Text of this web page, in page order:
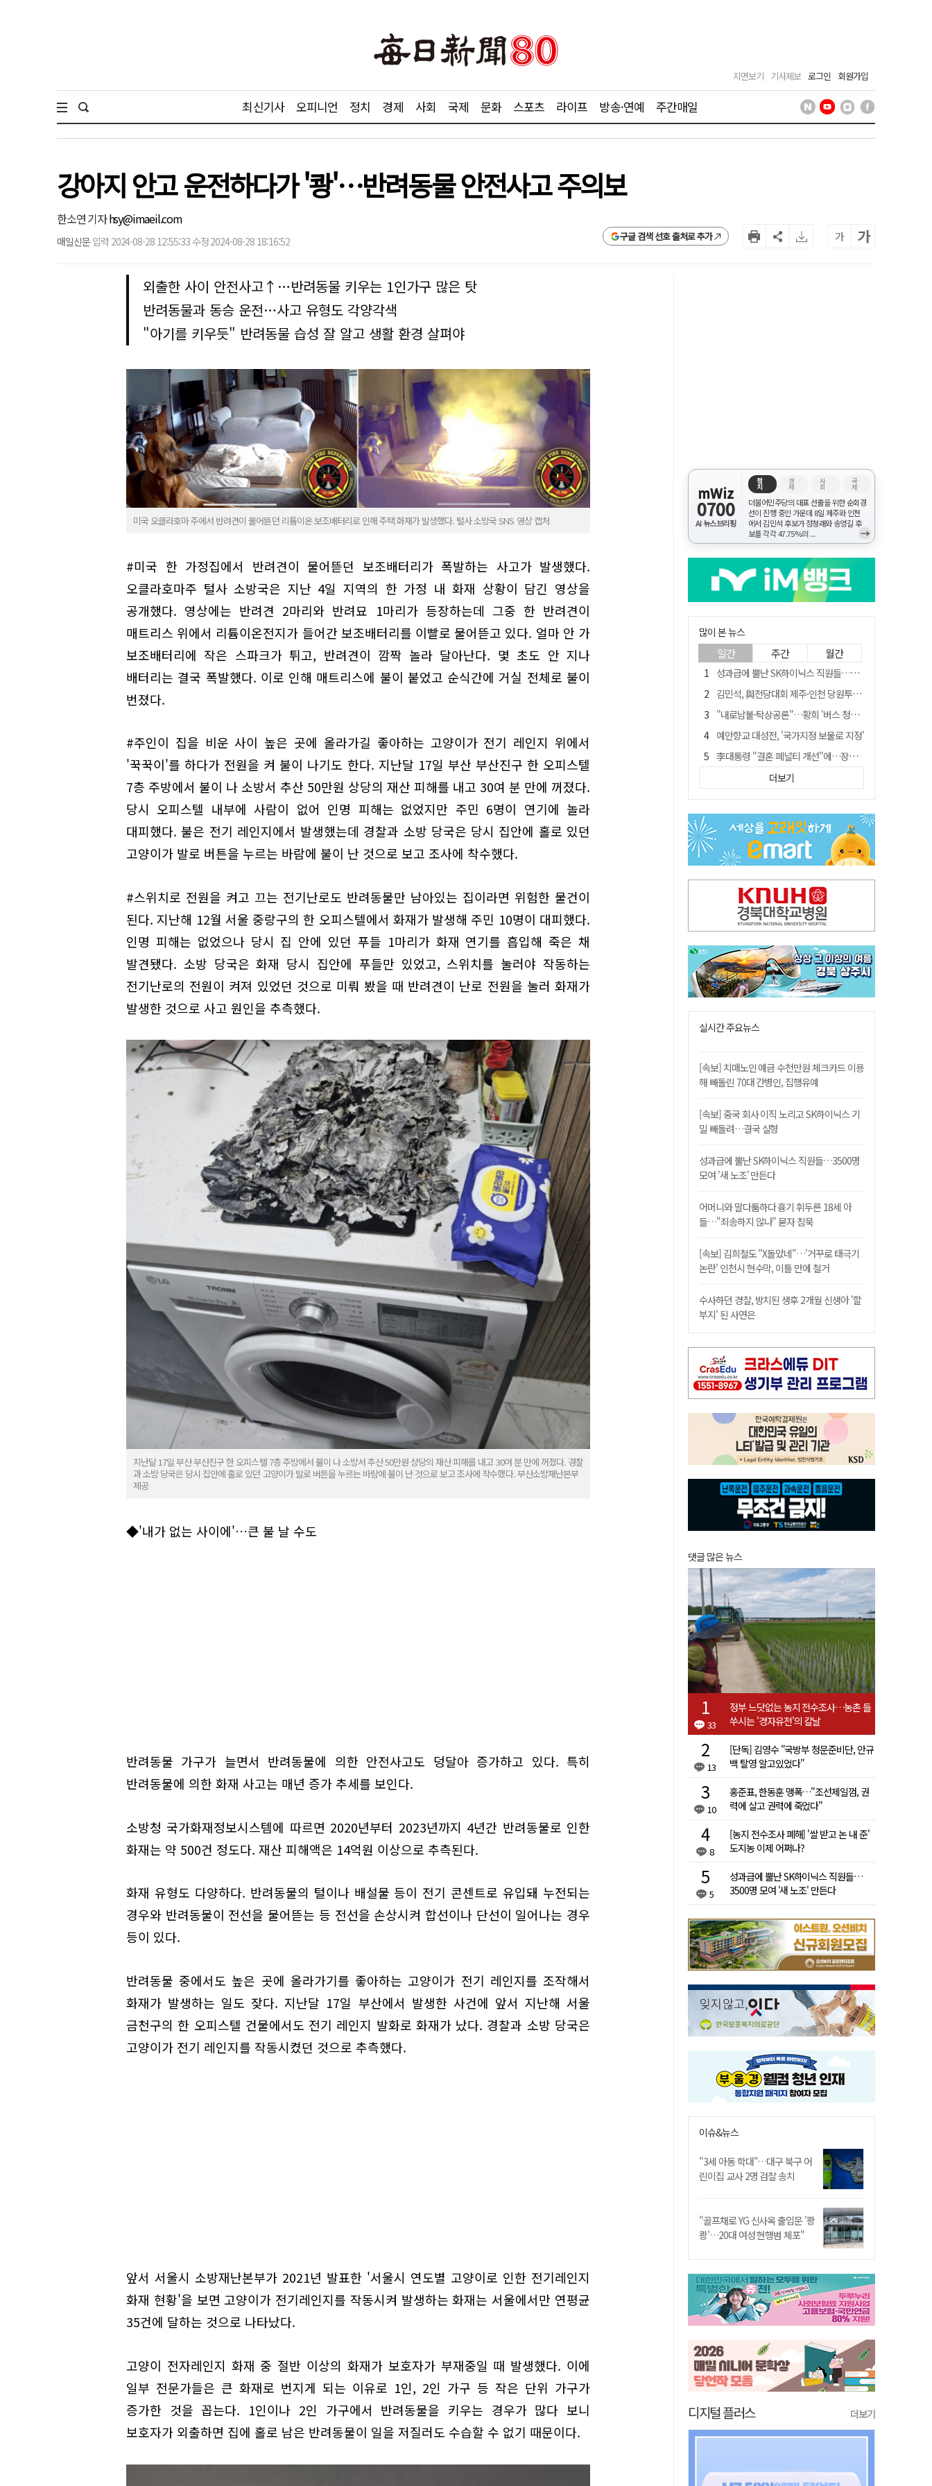
지면보기 기사제보 로그인 회원가입
최신기사 오피니언 정치 경제 사회 국제 문화 스포츠 라이프 방송·연예 주간매일
강아지 안고 운전하다가 '쾅'…반려동물 안전사고 주의보
한소연 기자hsy@imaeil.com
매일신문 입력 2024-08-28 12:55:33 수정 2024-08-28 18:16:52 구글 검색 선호 출처로 추가 가 가
외출한 사이 안전사고↑…반려동물 키우는 1인가구 많은 탓
반려동물과 동승 운전…사고 유형도 각양각색
"아기를 키우듯" 반려동물 습성 잘 알고 생활 환경 살펴야
미국 오클라호마 주에서 반려견이 물어뜯던 리튬이온 보조배터리로 인해 주택 화재가 발생했다. 털사 소방국 SNS 영상 캡처
#미국 한 가정집에서 반려견이 물어뜯던 보조배터리가 폭발하는 사고가 발생했다.
오클라호마주 털사 소방국은 지난 4일 지역의 한 가정 내 화재 상황이 담긴 영상을
공개했다. 영상에는 반려견 2마리와 반려묘 1마리가 등장하는데 그중 한 반려견이
매트리스 위에서 리튬이온전지가 들어간 보조배터리를 이빨로 물어뜯고 있다. 얼마 안 가
보조배터리에 작은 스파크가 튀고, 반려견이 깜짝 놀라 달아난다. 몇 초도 안 지나
배터리는 결국 폭발했다. 이로 인해 매트리스에 불이 붙었고 순식간에 거실 전체로 불이
번졌다.
#주인이 집을 비운 사이 높은 곳에 올라가길 좋아하는 고양이가 전기 레인지 위에서
'꾹꾹이'를 하다가 전원을 켜 불이 나기도 한다. 지난달 17일 부산 부산진구 한 오피스텔
7층 주방에서 불이 나 소방서 추산 50만원 상당의 재산 피해를 내고 30여 분 만에 꺼졌다.
당시 오피스텔 내부에 사람이 없어 인명 피해는 없었지만 주민 6명이 연기에 놀라
대피했다. 불은 전기 레인지에서 발생했는데 경찰과 소방 당국은 당시 집안에 홀로 있던
고양이가 발로 버튼을 누르는 바람에 불이 난 것으로 보고 조사에 착수했다.
#스위치로 전원을 켜고 끄는 전기난로도 반려동물만 남아있는 집이라면 위험한 물건이
된다. 지난해 12월 서울 중랑구의 한 오피스텔에서 화재가 발생해 주민 10명이 대피했다.
인명 피해는 없었으나 당시 집 안에 있던 푸들 1마리가 화재 연기를 흡입해 죽은 채
발견됐다. 소방 당국은 화재 당시 집안에 푸들만 있었고, 스위치를 눌러야 작동하는
전기난로의 전원이 켜져 있었던 것으로 미뤄 봤을 때 반려견이 난로 전원을 눌러 화재가
발생한 것으로 사고 원인을 추측했다.
지난달 17일 부산 부산진구 한 오피스텔 7층 주방에서 불이 나 소방서 추산 50만원 상당의 재산 피해를 내고 30여 분 만에 꺼졌다. 경찰
과 소방 당국은 당시 집안에 홀로 있던 고양이가 발로 버튼을 누르는 바람에 불이 난 것으로 보고 조사에 착수했다. 부산소방재난본부
제공
◆'내가 없는 사이에'…큰 불 날 수도
반려동물 가구가 늘면서 반려동물에 의한 안전사고도 덩달아 증가하고 있다. 특히
반려동물에 의한 화재 사고는 매년 증가 추세를 보인다.
소방청 국가화재정보시스템에 따르면 2020년부터 2023년까지 4년간 반려동물로 인한
화재는 약 500건 정도다. 재산 피해액은 14억원 이상으로 추측된다.
화재 유형도 다양하다. 반려동물의 털이나 배설물 등이 전기 콘센트로 유입돼 누전되는
경우와 반려동물이 전선을 물어뜯는 등 전선을 손상시켜 합선이나 단선이 일어나는 경우
등이 있다.
반려동물 중에서도 높은 곳에 올라가기를 좋아하는 고양이가 전기 레인지를 조작해서
화재가 발생하는 일도 잦다. 지난달 17일 부산에서 발생한 사건에 앞서 지난해 서울
금천구의 한 오피스텔 건물에서도 전기 레인지 발화로 화재가 났다. 경찰과 소방 당국은
고양이가 전기 레인지를 작동시켰던 것으로 추측했다.
앞서 서울시 소방재난본부가 2021년 발표한 '서울시 연도별 고양이로 인한 전기레인지
화재 현황'을 보면 고양이가 전기레인지를 작동시켜 발생하는 화재는 서울에서만 연평균
35건에 달하는 것으로 나타났다.
고양이 전자레인지 화재 중 절반 이상의 화재가 보호자가 부재중일 때 발생했다. 이에
일부 전문가들은 큰 화재로 번지게 되는 이유로 1인, 2인 가구 등 작은 단위 가구가
증가한 것을 꼽는다. 1인이나 2인 가구에서 반려동물을 키우는 경우가 많다 보니
보호자가 외출하면 집에 홀로 남은 반려동물이 일을 저질러도 수습할 수 없기 때문이다.
mWiz
0700
AI 뉴스브리핑
정
치
경
제
사
회
국
제
더불어민주당의 대표 선출을 위한 순회경
선이 진행 중인 가운데 8일 제주와 인천
에서 김민석 후보가 정청래와 송영길 후
보를 각각 47.75%의 ...
→
많이 본 뉴스
일간 주간 월간
성과급에 뿔난 SK하이닉스 직원들…3500명 모여 '새 노조' 만든다
김민석, 與전당대회 제주·인천 당원투표서 승리…누적 득표는 '초박빙'
"내로남불·탁상공론"…황희 '버스 청년주택' 제안에 與 내부서도 쓴소리
예안향교 대성전, '국가지정 보물로 지정'
李대통령 "결혼 페널티 개선"에…장동혁 "그 페널티 만든 게 이 정권"
블룸버그 "SK하이닉스, 中 패키징공장 지분매각 등 검토"
트럼프 만난 손현보 목사…"현재 자유대한민국 여러 면에서 어려움"
"아버지 외출한 사이"…흉기로 40대母 살해한 고교 자퇴생, 구속 기로에
서울 면목동서 60대 남성 2명 흉기에 숨져…지인 관계로 추정
더보기
실시간 주요뉴스
[속보] 치매노인 예금 수천만원 체크카드 이용
해 빼돌린 70대 간병인, 집행유예
[속보] 중국 회사 이직 노리고 SK하이닉스 기
밀 빼돌려…결국 실형
성과급에 뿔난 SK하이닉스 직원들…3500명
모여 '새 노조' 만든다
어머니와 말다툼하다 흉기 휘두른 18세 아
들…"죄송하지 않나" 묻자 침묵
[속보] 김희철도 "X돌았네"…'거꾸로 태극기
논란' 인천시 현수막, 이틀 만에 철거
수사하던 경찰, 방치된 생후 2개월 신생아 '할
부지' 된 사연은
댓글 많은 뉴스
33
정부 느닷없는 농지 전수조사…농촌 들
쑤시는 '경자유전'의 칼날
13
[단독] 김영수 "국방부 청문준비단, 안규
백 탈영 알고있었다"
10
홍준표, 한동훈 맹폭…"조선제일껌, 권
력에 살고 권력에 죽었다"
8
[농지 전수조사 폐해] '쌀 받고 논 내 준'
도지농 이제 어쩌나?
5
성과급에 뿔난 SK하이닉스 직원들…
3500명 모여 '새 노조' 만든다
이슈&뉴스
"3세 아동 학대"…대구 북구 어
린이집 교사 2명 검찰 송치
"골프채로 YG 신사옥 출입문 '쾅
쾅'…20대 여성 현행범 체포"
디지털 플러스 더보기